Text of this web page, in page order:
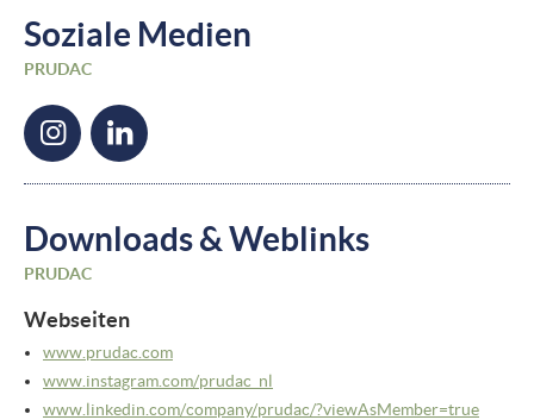
Soziale Medien
PRUDAC
Downloads & Weblinks
PRUDAC
Webseiten
www.prudac.com
www.instagram.com/prudac_nl
www.linkedin.com/company/prudac/?viewAsMember=true